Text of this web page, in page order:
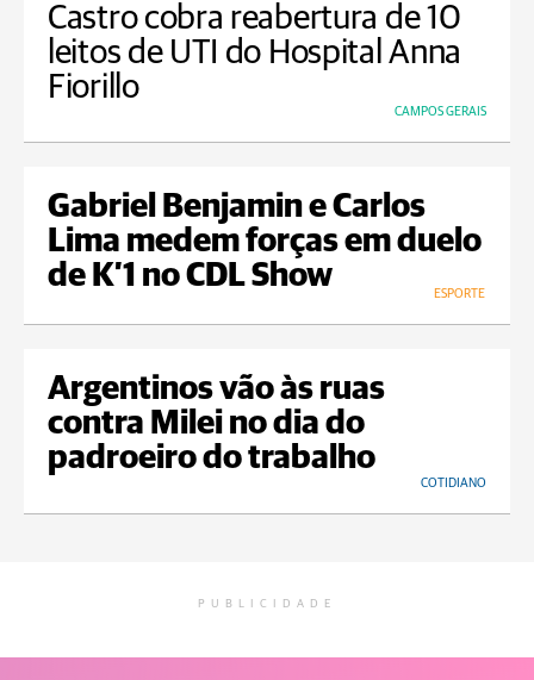
Castro cobra reabertura de 10
leitos de UTI do Hospital Anna
Fiorillo
CAMPOS GERAIS
Gabriel Benjamin e Carlos
Lima medem forças em duelo
de K’1 no CDL Show
ESPORTE
Argentinos vão às ruas
contra Milei no dia do
padroeiro do trabalho
COTIDIANO
PUBLICIDADE